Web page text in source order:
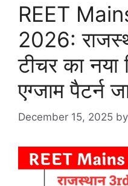
REET
2026:
टीचर का
एग्जाम पैटर्न
December 15, 2025 by